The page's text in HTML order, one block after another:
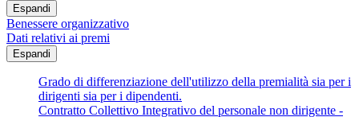
Espandi
Benessere organizzativo
Dati relativi ai premi
Espandi
Grado di differenziazione dell'utilizzo della premialità sia per i
dirigenti sia per i dipendenti.
Contratto Collettivo Integrativo del personale non dirigente -